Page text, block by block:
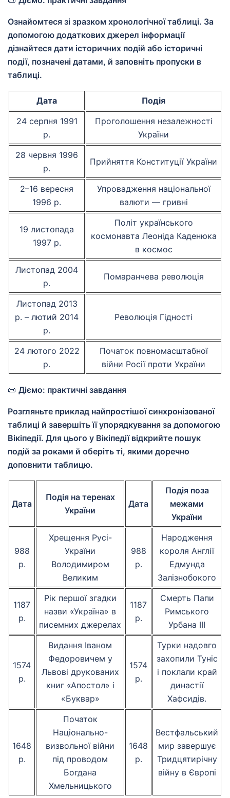
Ознайомтеся зі зразком хронологічної таблиці. За
допомогою додаткових джерел інформації
дізнайтеся дати історичних подій або історичні
події, позначені датами, й заповніть пропуски в
таблиці.
Дата
Подія
24 серпня 1991
р.
Проголошення незалежності
України
28 червня 1996
р.
Прийняття Конституції України
2–16 вересня
1996 р.
Упровадження національної
валюти — гривні
19 листопада
1997 р.
Політ українського
космонавта Леоніда Каденюка
в космос
Листопад 2004
р.
Помаранчева революція
Листопад 2013
р. – лютий 2014
р.
Революція Гідності
24 лютого 2022
р.
Початок повномасштабної
війни Росії проти України
📜 Діємо: практичні завдання
Розгляньте приклад найпростішої синхронізованої
таблиці й завершіть її упорядкування за допомогою
Вікіпедії. Для цього у Вікіпедії відкрийте пошук
подій за роками й оберіть ті, якими доречно
доповнити таблицю.
Дата
Подія на теренах
України
Дата
Подія поза
межами
України
988
р.
Хрещення Русі-
України
Володимиром
Великим
988
р.
Народження
короля Англії
Едмунда
Залізнобокого
1187
р.
Рік першої згадки
назви «Україна» в
писемних джерелах
1187
р.
Смерть Папи
Римського
Урбана III
1574
р.
Видання Іваном
Федоровичем у
Львові друкованих
книг «Апостол» і
«Буквар»
1574
р.
Турки надовго
захопили Туніс
і поклали край
династії
Хафсидів.
1648
р.
Початок
Національно-
визвольної війни
під проводом
Богдана
Хмельницького
1648
р.
Вестфальський
мир завершує
Тридцятирічну
війну в Європі